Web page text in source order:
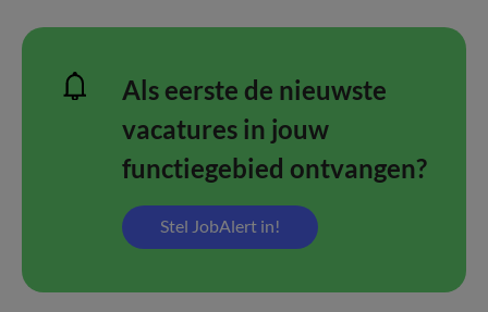
Als eerste de nieuwste
vacatures in jouw
functiegebied ontvangen?
Stel JobAlert in!